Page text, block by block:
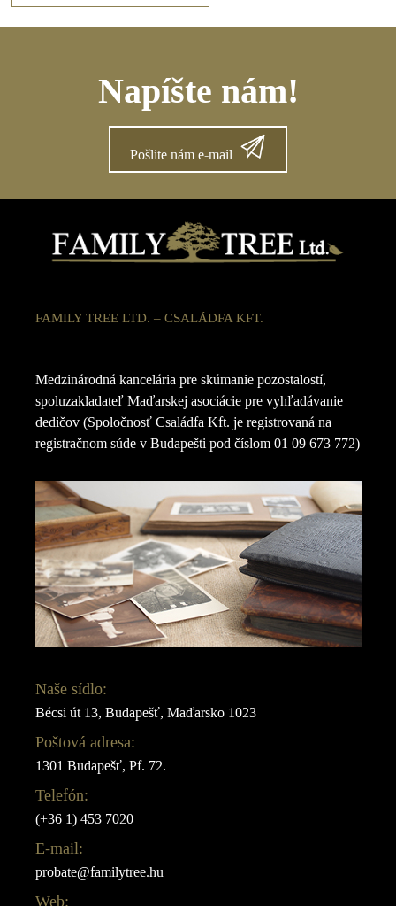
Napíšte nám!
Pošlite nám e-mail
FAMILY TREE LTD. – CSALÁDFA KFT.
Medzinárodná kancelária pre skúmanie pozostalostí,
spoluzakladateľ Maďarskej asociácie pre vyhľadávanie
dedičov (Spoločnosť Családfa Kft. je registrovaná na
registračnom súde v Budapešti pod číslom 01 09 673 772)
Naše sídlo:
Bécsi út 13, Budapešť, Maďarsko 1023
Poštová adresa:
1301 Budapešť, Pf. 72.
Telefón:
(+36 1) 453 7020
E-mail:
probate@familytree.hu
Web: